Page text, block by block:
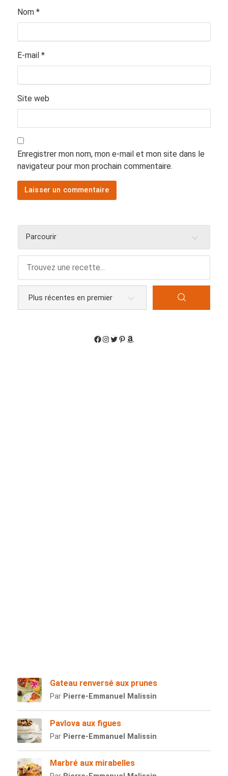
Nom *
E-mail *
Site web
Enregistrer mon nom, mon e-mail et mon site dans le
navigateur pour mon prochain commentaire.
Parcourir
Gateau renversé aux prunes
Par Pierre-Emmanuel Malissin
Pavlova aux figues
Par Pierre-Emmanuel Malissin
Marbré aux mirabelles